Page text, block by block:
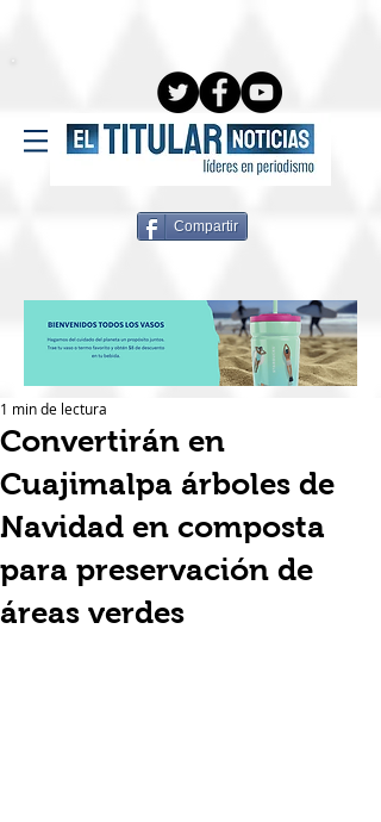
Compartir
Convertirán en
Cuajimalpa árboles de
Navidad en composta
para preservación de
áreas verdes
1 min de lectura